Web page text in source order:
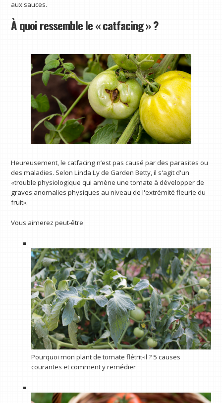
aux sauces.
À quoi ressemble le « catfacing » ?
Heureusement, le catfacing n’est pas causé par des parasites ou
des maladies. Selon Linda Ly de Garden Betty, il s'agit d'un
«trouble physiologique qui amène une tomate à développer de
graves anomalies physiques au niveau de l'extrémité fleurie du
fruit».
Vous aimerez peut-être
Pourquoi mon plant de tomate flétrit-il ? 5 causes
courantes et comment y remédier